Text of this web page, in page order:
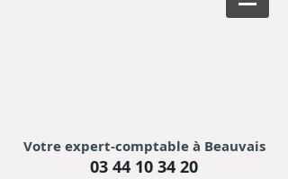
Votre expert-comptable à Beauvais
03 44 10 34 20